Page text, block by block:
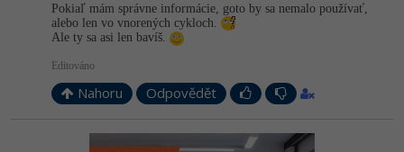
Pokiaľ mám správne informácie, goto by sa nemalo používať,
alebo len vo vnorených cykloch.
Ale ty sa asi len bavíš.
Editováno
Nahoru Odpovědět